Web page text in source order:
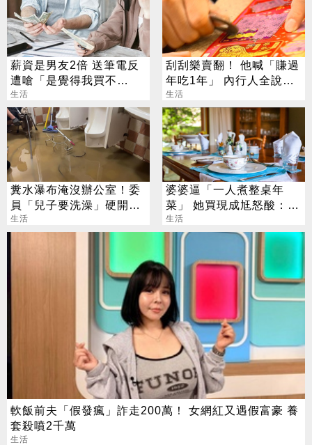
薪資是男友2倍 送筆電反
遭嗆「是覺得我買不
起」？ 網齊勸快逃
生活
刮刮樂賣翻！ 他喊「賺過
年吃1年」 內行人全說
了：生存不易
生活
糞水瀑布淹沒辦公室！委
員「兒子要洗澡」硬開水
塔 鄰居大崩潰
生活
婆婆逼「一人煮整桌年
菜」 她買現成尪怒酸：娶
妳不是來偷懶
生活
軟飯前夫「假發瘋」詐走200萬！ 女網紅又遇假富豪 養
套殺噴2千萬
生活